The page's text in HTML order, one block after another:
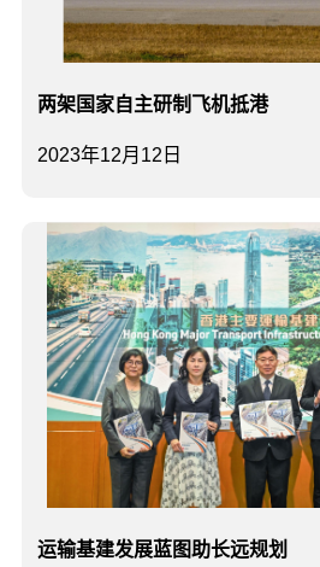
2023年12月12日
两架国家自主研制飞机抵港
运输基建发展蓝图助长远规划